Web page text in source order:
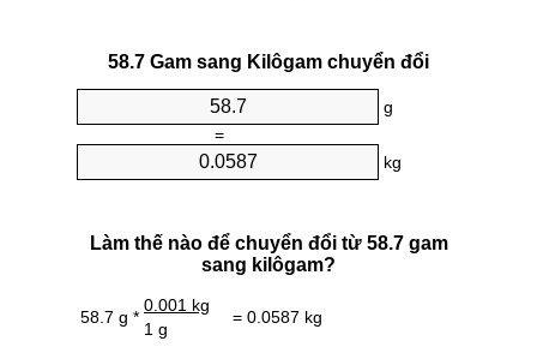
58.7 Gam sang Kilôgam chuyển đổi
g
=
kg
Làm thế nào để chuyển đổi từ 58.7 gam
sang kilôgam?
58.7 g *
0.001 kg
= 0.0587 kg
1 g